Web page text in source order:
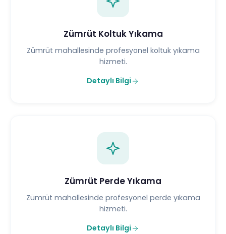
Zümrüt Koltuk Yıkama
Zümrüt mahallesinde profesyonel koltuk yıkama
hizmeti.
Detaylı Bilgi
Zümrüt Perde Yıkama
Zümrüt mahallesinde profesyonel perde yıkama
hizmeti.
Detaylı Bilgi